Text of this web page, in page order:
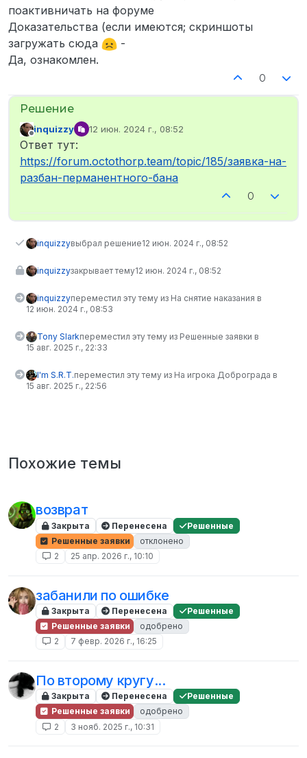
поактивничать на форуме
Доказательства (если имеются; скриншоты
загружать сюда
-
Да, ознакомлен.
0
Не в сети
inquizzy 12 июн. 2024 г., 08:52
отредактировано
Ответ тут:
https://forum.octothorp.team/topic/185/заявка-на-
разбан-перманентного-бана
0
inquizzyвыбрал решение12 июн. 2024 г., 08:52
inquizzyзакрывает тему12 июн. 2024 г., 08:52
inquizzyпереместил эту тему из На снятие наказания в
12 июн. 2024 г., 08:53
Tony Slarkпереместил эту тему из Решенные заявки в
15 авг. 2025 г., 22:33
I'm S.R.T.переместил эту тему из На игрока Доброграда в
15 авг. 2025 г., 22:56
Похожие темы
возврат
Закрыта Перенесена
Решенные
Решенные заявки
отклонено
2
25 апр. 2026 г., 10:10
забанили по ошибке
Закрыта Перенесена
Решенные
Решенные заявки
одобрено
2
7 февр. 2026 г., 16:25
По второму кругу...
Закрыта Перенесена
Решенные
Решенные заявки
одобрено
2
3 нояб. 2025 г., 10:31